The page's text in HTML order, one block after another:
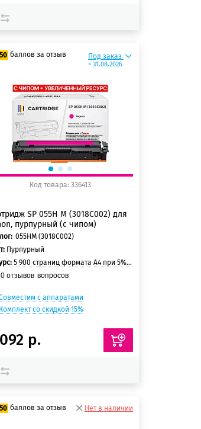
баллов за отзыв
125 баллов
150 баллов
Под заказ
~ 31.08.2026
Код товара: 336413
SP 055H M (3018C002) для
пурпурный (с чипом)
055HM (3018C002)
Пурпурный
5 900 страниц формата A4 при 5% заполнении страницы
0 отзывов вопросов
с аппаратами
Комплект со скидкой 15%
р.
баллов за отзыв Нет в наличии